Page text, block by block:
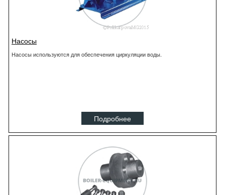
Насосы
Насосы используются для обеспечения циркуляции воды.
Подробнее